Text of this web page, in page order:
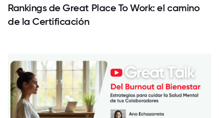
Rankings de Great Place To Work: el camino
de la Certificación